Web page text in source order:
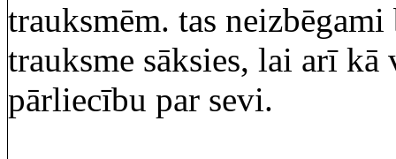
trauksmēm. tas
trauksme sāksies, lai arī kā
pārliecību par sevi.